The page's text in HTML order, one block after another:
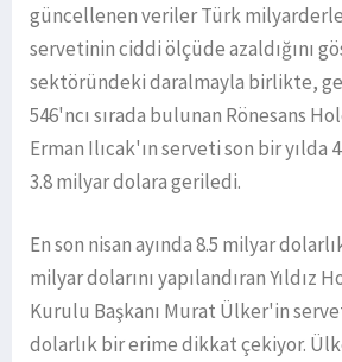
güncellenen veriler Türk
servetinin ciddi ölçüde azaldığını
sektöründeki daralmayla birlikte,
546'ncı sırada bulunan Rönesans
Erman Ilıcak'ın serveti son bir yılda
3.8 milyar dolara geriledi.
En son nisan ayında 8.5 milyar
milyar dolarını yapılandıran Yıldız
Kurulu Başkanı Murat Ülker'in
dolarlık bir erime dikkat çekiyor.